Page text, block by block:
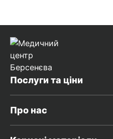
Послуги та ціни
Про нас